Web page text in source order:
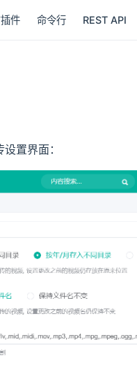
件 命令行 REST API
置界面：